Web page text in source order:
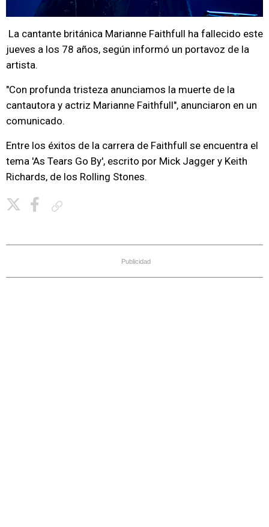
La cantante británica Marianne Faithfull ha fallecido este
jueves a los 78 años, según informó un portavoz de la
artista.
"Con profunda tristeza anunciamos la muerte de la
cantautora y actriz Marianne Faithfull", anunciaron en un
comunicado.
Entre los éxitos de la carrera de Faithfull se encuentra el
tema 'As Tears Go By', escrito por Mick Jagger y Keith
Richards, de los Rolling Stones.
Publicidad